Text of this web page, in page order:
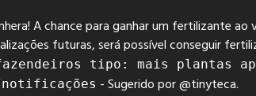
A chance para ganhar um fertilizante ao
futuras, será possível conseguir
tipo: mais plantas
- Sugerido por @tinyteca.